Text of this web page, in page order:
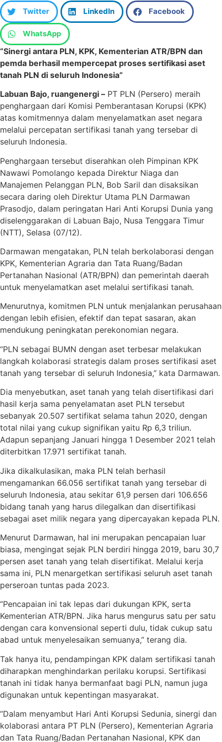
Twitter LinkedIn Facebook
WhatsApp
“Sinergi antara PLN, KPK, Kementerian ATR/BPN dan
pemda berhasil mempercepat proses sertifikasi aset
tanah PLN di seluruh Indonesia”
Labuan Bajo, ruangenergi – PT PLN (Persero) meraih
penghargaan dari Komisi Pemberantasan Korupsi (KPK)
atas komitmennya dalam menyelamatkan aset negara
melalui percepatan sertifikasi tanah yang tersebar di
seluruh Indonesia.
Penghargaan tersebut diserahkan oleh Pimpinan KPK
Nawawi Pomolango kepada Direktur Niaga dan
Manajemen Pelanggan PLN, Bob Saril dan disaksikan
secara daring oleh Direktur Utama PLN Darmawan
Prasodjo, dalam peringatan Hari Anti Korupsi Dunia yang
diselenggarakan di Labuan Bajo, Nusa Tenggara Timur
(NTT), Selasa (07/12).
Darmawan mengatakan, PLN telah berkolaborasi dengan
KPK, Kementerian Agraria dan Tata Ruang/Badan
Pertanahan Nasional (ATR/BPN) dan pemerintah daerah
untuk menyelamatkan aset melalui sertifikasi tanah.
Menurutnya, komitmen PLN untuk menjalankan perusahaan
dengan lebih efisien, efektif dan tepat sasaran, akan
mendukung peningkatan perekonomian negara.
“PLN sebagai BUMN dengan aset terbesar melakukan
langkah kolaborasi strategis dalam proses sertifikasi aset
tanah yang tersebar di seluruh Indonesia,” kata Darmawan.
Dia menyebutkan, aset tanah yang telah disertifikasi dari
hasil kerja sama penyelamatan aset PLN tersebut
sebanyak 20.507 sertifikat selama tahun 2020, dengan
total nilai yang cukup signifikan yaitu Rp 6,3 triliun.
Adapun sepanjang Januari hingga 1 Desember 2021 telah
diterbitkan 17.971 sertifikat tanah.
Jika dikalkulasikan, maka PLN telah berhasil
mengamankan 66.056 sertifikat tanah yang tersebar di
seluruh Indonesia, atau sekitar 61,9 persen dari 106.656
bidang tanah yang harus dilegalkan dan disertifikasi
sebagai aset milik negara yang dipercayakan kepada PLN.
Menurut Darmawan, hal ini merupakan pencapaian luar
biasa, mengingat sejak PLN berdiri hingga 2019, baru 30,7
persen aset tanah yang telah disertifikat. Melalui kerja
sama ini, PLN menargetkan sertifikasi seluruh aset tanah
perseroan tuntas pada 2023.
“Pencapaian ini tak lepas dari dukungan KPK, serta
Kementerian ATR/BPN. Jika harus mengurus satu per satu
dengan cara konvensional seperti dulu, tidak cukup satu
abad untuk menyelesaikan semuanya,” terang dia.
Tak hanya itu, pendampingan KPK dalam sertifikasi tanah
diharapkan menghindarkan perilaku korupsi. Sertifikasi
tanah ini tidak hanya bermanfaat bagi PLN, namun juga
digunakan untuk kepentingan masyarakat.
“Dalam menyambut Hari Anti Korupsi Sedunia, sinergi dan
kolaborasi antara PT PLN (Persero), Kementerian Agraria
dan Tata Ruang/Badan Pertanahan Nasional, KPK dan